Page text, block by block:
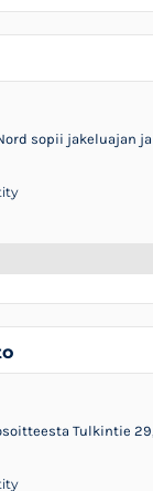
sopii jakeluajan
Tulkintie